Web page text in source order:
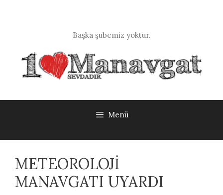
Başka şubemiz yoktur.
Menü
METEOROLOJİ
MANAVGATI UYARDI